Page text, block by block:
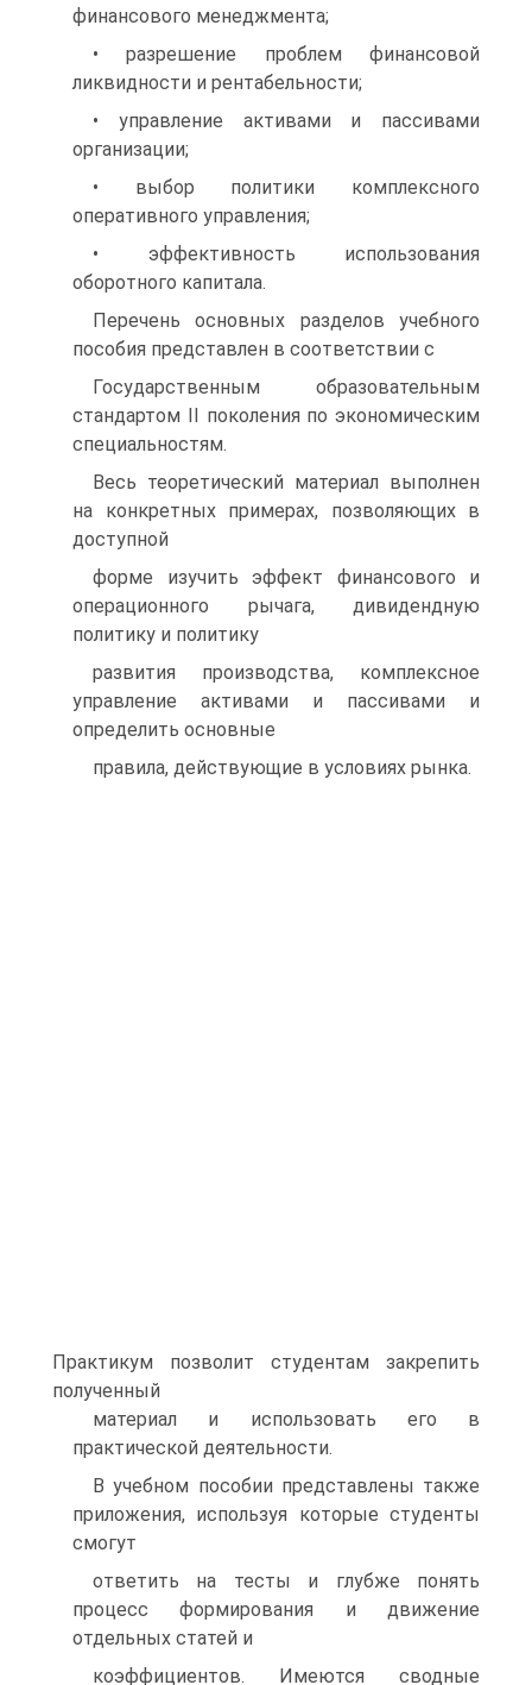
финансового менеджмента;
• разрешение проблем финансовой
ликвидности и рентабельности;
• управление активами и пассивами
организации;
• выбор политики комплексного
оперативного управления;
• эффективность использования
оборотного капитала.
Перечень основных разделов учебного
пособия представлен в соответствии с
Государственным образовательным
стандартом II поколения по экономическим
специальностям.
Весь теоретический материал выполнен
на конкретных примерах, позволяющих в
доступной
форме изучить эффект финансового и
операционного рычага, дивидендную
политику и политику
развития производства, комплексное
управление активами и пассивами и
определить основные
правила, действующие в условиях рынка.
Практикум позволит студентам закрепить
полученный
материал и использовать его в
практической деятельности.
В учебном пособии представлены также
приложения, используя которые студенты
смогут
ответить на тесты и глубже понять
процесс формирования и движение
отдельных статей и
коэффициентов. Имеются сводные